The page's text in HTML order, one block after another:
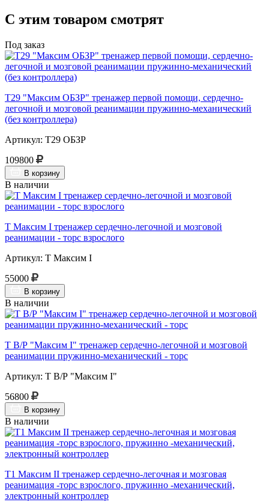
С этим товаром смотрят
Под заказ
Т29 "Максим ОБЗР" тренажер первой помощи, сердечно-
легочной и мозговой реанимации пружинно-механический
(без контроллера)
Артикул: Т29 ОБЗР
109800
В корзину
В наличии
Т Максим I тренажер сердечно-легочной и мозговой
реанимации - торс взрослого
Артикул: Т Максим I
55000
В корзину
В наличии
Т В/Р "Максим I" тренажер сердечно-легочной и мозговой
реанимации пружинно-механический - торс
Артикул: Т В/Р "Максим I"
56800
В корзину
В наличии
Т1 Максим II тренажер сердечно-легочная и мозговая
реанимация -торс взрослого, пружинно -механический,
электронный контроллер